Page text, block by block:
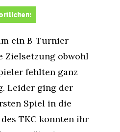
ein B-Turnier
Zielsetzung obwohl
fehlten ganz
Leider ging der
Spiel in die
TKC konnten ihr